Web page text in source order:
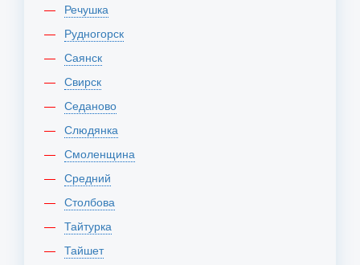
Речушка
Рудногорск
Саянск
Свирск
Седаново
Слюдянка
Смоленщина
Средний
Столбова
Тайтурка
Тайшет